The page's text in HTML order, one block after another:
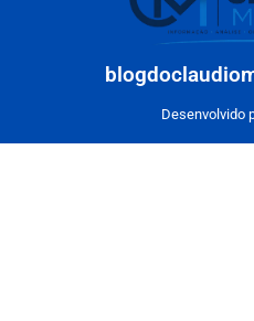
Desenvolvido